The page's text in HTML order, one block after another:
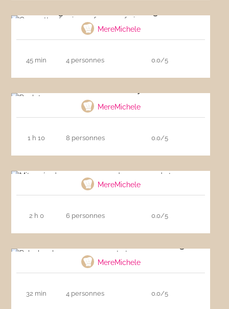
MereMichele
45 min 4 personnes 0.0/5
MereMichele
1 h 10 8 personnes 0.0/5
Mitonnée de veau en rosace de pommes de
MereMichele
2 h 0 6 personnes 0.0/5
MereMichele
32 min 4 personnes 0.0/5